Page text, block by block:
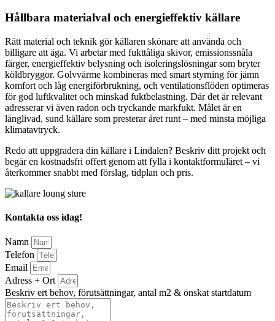
Hållbara materialval och energieffektiv källare
Rätt material och teknik gör källaren skönare att använda och
billigare att äga. Vi arbetar med fukttåliga skivor, emissionssnåla
färger, energieffektiv belysning och isoleringslösningar som bryter
köldbryggor. Golvvärme kombineras med smart styrning för jämn
komfort och låg energiförbrukning, och ventilationsflöden optimeras
för god luftkvalitet och minskad fuktbelastning. Där det är relevant
adresserar vi även radon och tryckande markfukt. Målet är en
långlivad, sund källare som presterar året runt – med minsta möjliga
klimatavtryck.
Redo att uppgradera din källare i Lindalen? Beskriv ditt projekt och
begär en kostnadsfri offert genom att fylla i kontaktformuläret – vi
återkommer snabbt med förslag, tidplan och pris.
Kontakta oss idag!
Namn
Telefon
Email
Adress + Ort
Beskriv ert behov, förutsättningar, antal m2 & önskat startdatum